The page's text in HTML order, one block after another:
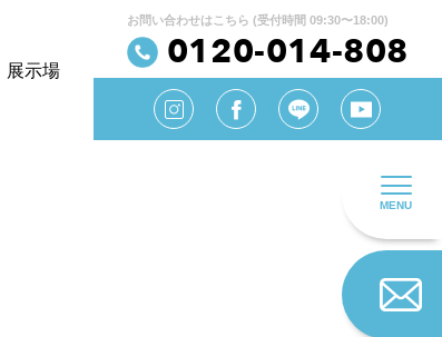
展示場
お問い合わせはこちら (受付時間 09:30〜18:00)
0120-014-808
MENU